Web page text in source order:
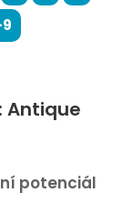
Antique
potenciál